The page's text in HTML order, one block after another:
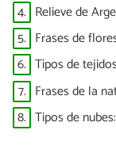
4. Relieve de
5. Frases de
6. Tipos de
7. Frases de la
8. Tipos de